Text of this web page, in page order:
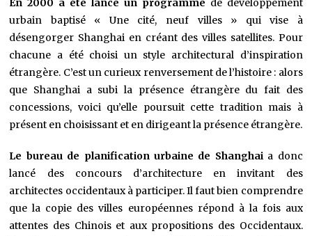
En 2000 a été lancé un programme de développement
urbain baptisé « Une cité, neuf villes » qui vise à
désengorger Shanghai en créant des villes satellites. Pour
chacune a été choisi un style architectural d’inspiration
étrangère. C’est un curieux renversement de l’histoire : alors
que Shanghai a subi la présence étrangère du fait des
concessions, voici qu’elle poursuit cette tradition mais à
présent en choisissant et en dirigeant la présence étrangère.
Le bureau de planification urbaine de Shanghaia donc
lancé des concours d’architecture en invitant des
architectes occidentaux à participer. Il faut bien comprendre
que la copie des villes européennes répond à la fois aux
attentes des Chinois et aux propositions des Occidentaux.